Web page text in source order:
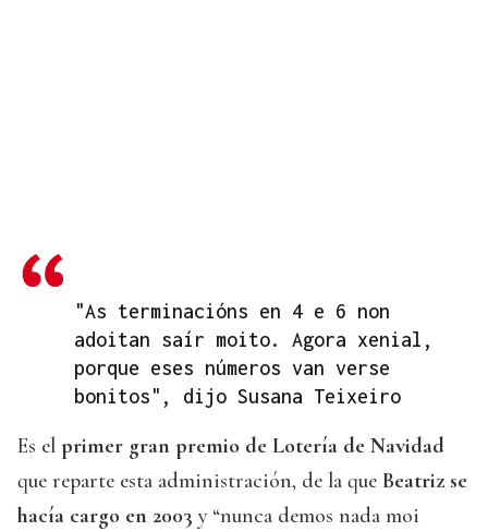
"As terminacións en 4 e 6 non
adoitan saír moito. Agora xenial,
porque eses números van verse
bonitos", dijo Susana Teixeiro
Es el primer gran premio de Lotería de Navidad
que reparte esta administración, de la que Beatriz se
hacía cargo en 2003 y “nunca demos nada moi